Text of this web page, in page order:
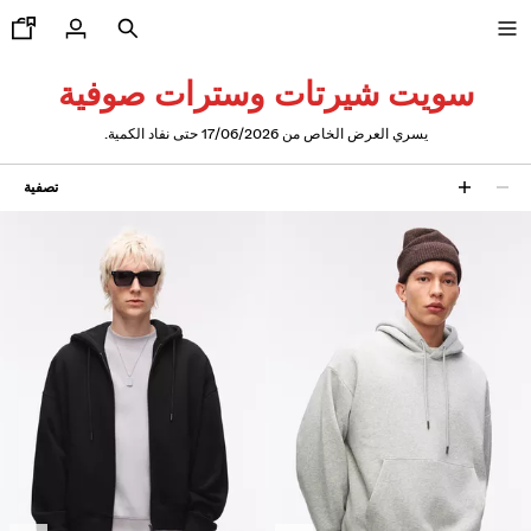
سويت شيرتات وسترات صوفية
يسري العرض الخاص من 17/06/2026 حتى نفاد الكمية.
تصفية
تخفيضات جزئية من 50% إلى 70%
تشكيلة جديدة
CURATED BY
COMBO WINS %
عرض الكل
جاكيتات